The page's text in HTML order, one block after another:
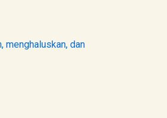
menghaluskan, dan